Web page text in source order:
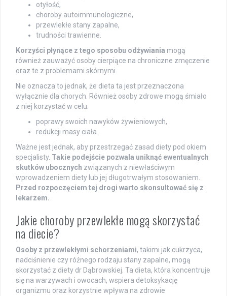
otyłość,
choroby autoimmunologiczne,
przewlekłe stany zapalne,
trudności trawienne.
Korzyści płynące z tego sposobu odżywiania mogą
również zauważyć osoby cierpiące na chroniczne zmęczenie
oraz te z problemami skórnymi.
Nie oznacza to jednak, że dieta ta jest przeznaczona
wyłącznie dla chorych. Również osoby zdrowe mogą śmiało
z niej korzystać w celu:
poprawy swoich nawyków żywieniowych,
redukcji masy ciała.
Ważne jest jednak, aby przestrzegać zasad diety pod okiem
specjalisty. Takie podejście pozwala uniknąć ewentualnych
skutków ubocznych związanych z niewłaściwym
wprowadzeniem diety lub jej długotrwałym stosowaniem.
Przed rozpoczęciem tej drogi warto skonsultować się z
lekarzem.
Jakie choroby przewlekłe mogą skorzystać
na diecie?
Osoby z przewlekłymi schorzeniami, takimi jak cukrzyca,
nadciśnienie czy różnego rodzaju stany zapalne, mogą
skorzystać z diety dr Dąbrowskiej. Ta dieta, która koncentruje
się na warzywach i owocach, wspiera detoksykację
organizmu oraz korzystnie wpływa na zdrowie